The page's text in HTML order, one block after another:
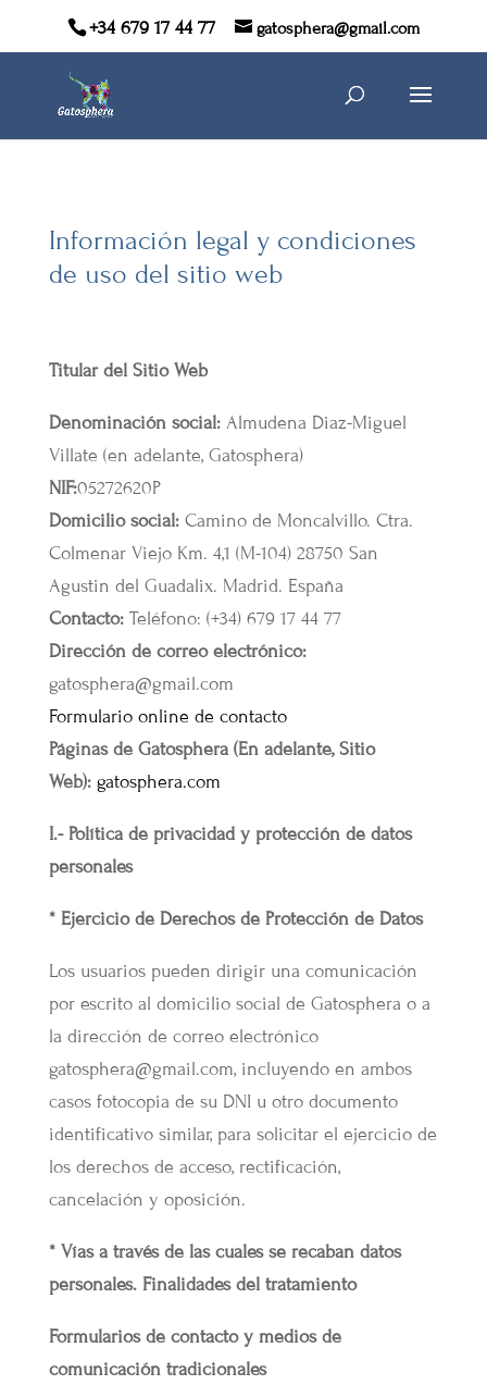
+34 679 17 44 77 gatosphera@gmail.com
Información legal y condiciones
de uso del sitio web
Titular del Sitio Web
Denominación social:Almudena Diaz-Miguel
Villate (en adelante, Gatosphera)
NIF:05272620P
Domicilio social:Camino de Moncalvillo. Ctra.
Colmenar Viejo Km. 4,1 (M-104) 28750 San
Agustin del Guadalix. Madrid. España
Contacto:Teléfono: (+34) 679 17 44 77
Dirección de correo electrónico:
gatosphera@gmail.com
Formulario online de contacto
Páginas de Gatosphera (En adelante, Sitio
Web): gatosphera.com
I.- Política de privacidad y protección de datos
personales
* Ejercicio de Derechos de Protección de Datos
Los usuarios pueden dirigir una comunicación
por escrito al domicilio social de Gatosphera o a
la dirección de correo electrónico
gatosphera@gmail.com, incluyendo en ambos
casos fotocopia de su DNI u otro documento
identificativo similar, para solicitar el ejercicio de
los derechos de acceso, rectificación,
cancelación y oposición.
* Vías a través de las cuales se recaban datos
personales. Finalidades del tratamiento
Formularios de contacto y medios de
comunicación tradicionales